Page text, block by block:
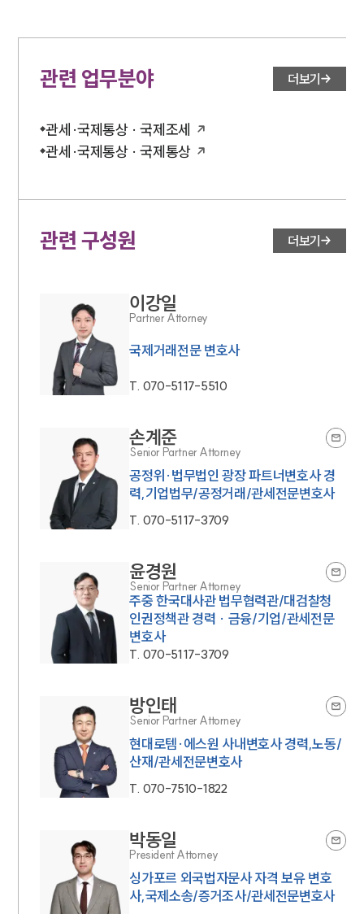
관련 업무분야 더보기
관세·국제통상 · 국제조세
관세·국제통상 · 국제통상
관련 구성원 더보기
이강일
Partner Attorney
국제거래전문 변호사
T. 070-5117-5510
손계준
Senior Partner Attorney
공정위·법무법인 광장 파트너변호사 경
력,기업법무/공정거래/관세전문변호사
T. 070-5117-3709
윤경원
Senior Partner Attorney
주중 한국대사관 법무협력관/대검찰청
인권정책관 경력 · 금융/기업/관세전문
변호사
T. 070-5117-3709
방인태
Senior Partner Attorney
현대로템·에스원 사내변호사 경력,노동/
산재/관세전문변호사
T. 070-7510-1822
박동일
President Attorney
싱가포르 외국법자문사 자격 보유 변호
사,국제소송/증거조사/관세전문변호사